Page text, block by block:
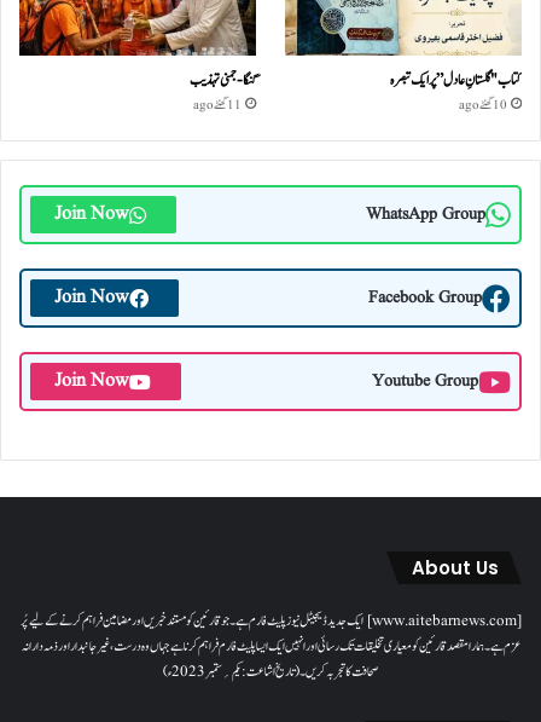
کتاب "گلستانِ عادل” پر ایک تبصرہ
10 گھنٹے ago
گنگا-جمنی تہذیب
11 گھنٹے ago
WhatsApp Group
Join Now
Facebook Group
Join Now
Youtube Group
Join Now
About Us
[www.aitebarnews.com] ایک جدید ڈیجیٹل نیوز پلیٹ فارم ہے۔ جو قارئین کو مستند خبریں اور مضامین فراہم کرنے کے لیے پُر
عزم ہے۔ ہمارا مقصدقارئین کو معیاری تخلیقات تک رسائی اور انہیں ایک ایسا پلیٹ فارم فراہم کرنا ہے جہاں وہ درست، غیر جانبدار اور ذمہ دارانہ
صحافت کا تجربہ کریں۔( تاریخ اشاعت : یکم؍ ستمبر 2023ء)